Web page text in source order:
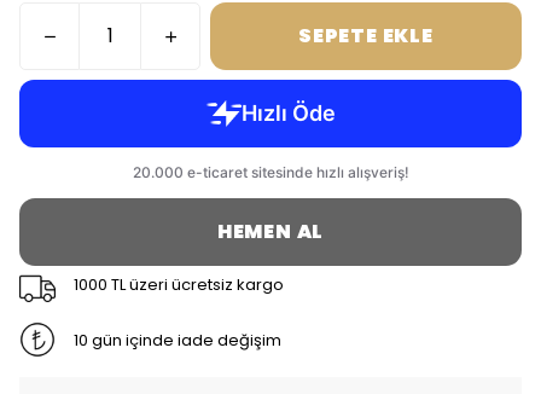
SEPETE EKLE
HEMEN AL
1000 TL üzeri ücretsiz kargo
10 gün içinde iade değişim